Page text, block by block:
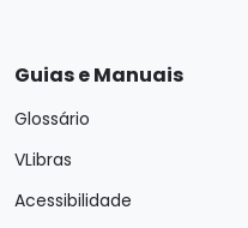
Guias e Manuais
Glossário
VLibras
Acessibilidade